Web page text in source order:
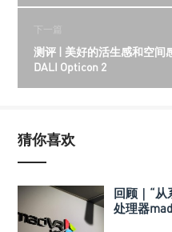
下一篇
测评 | 美好的活生感和空间
DALI Opticon 2
猜你喜欢
回顾｜“从
处理器